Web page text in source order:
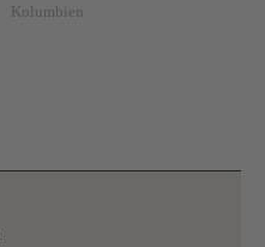
Kolumbien